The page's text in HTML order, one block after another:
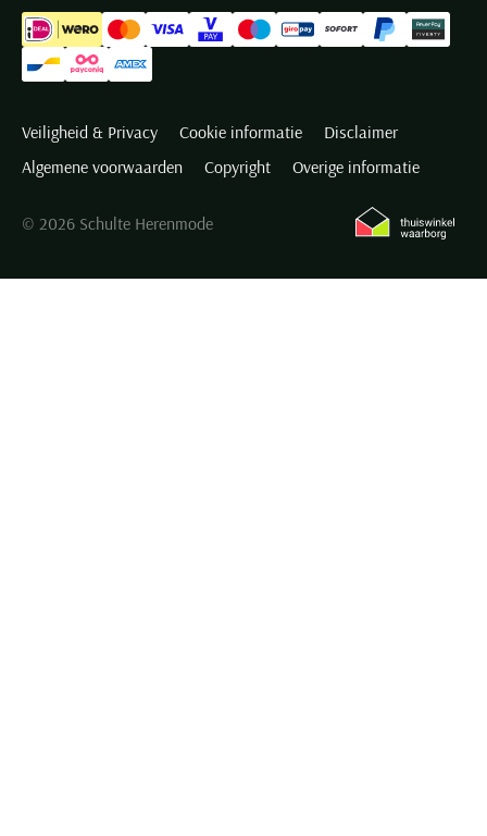
Veiligheid & Privacy Cookie informatie
Disclaimer
Algemene voorwaarden
Copyright Overige informatie
© 2026 Schulte Herenmode